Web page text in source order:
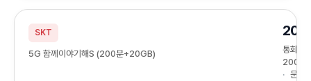
SKT
5G 함께이야기해S (200분+20GB)
통화
200분
문자